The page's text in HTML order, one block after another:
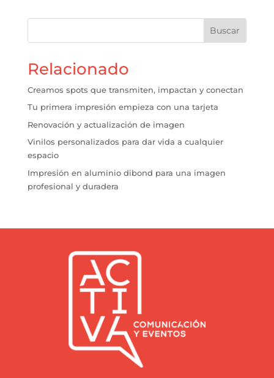
Buscar
Relacionado
Creamos spots que transmiten, impactan y conectan
Tu primera impresión empieza con una tarjeta
Renovación y actualización de imagen
Vinilos personalizados para dar vida a cualquier
espacio
Impresión en aluminio dibond para una imagen
profesional y duradera